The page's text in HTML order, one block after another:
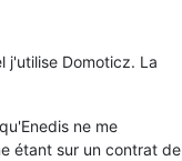
j'utilise Domoticz. La
ne me
étant sur un contrat de